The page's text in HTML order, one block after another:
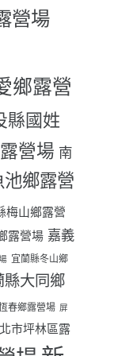
營場
鄉露營
縣國姓
營場 南
鄉露營
梅山鄉露營
露營場 嘉義
宜蘭縣冬山鄉
縣大同鄉
春鄉露營場 屏
市坪林區露